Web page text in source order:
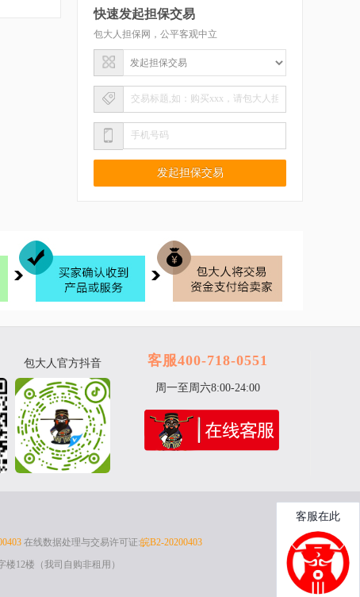
快速发起担保交易
包大人担保网，公平客观中立
发起担保交易
包大人官方抖音 客服400-718-0551
周一至周六8:00-24:00
在线数据处理与交易许可证:皖B2-20200403
12楼（我司自购非租用）